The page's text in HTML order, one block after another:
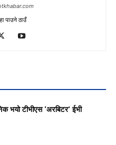
पाउने ठाउँ
भयो टीभीएस ‘अरबिटर’ ईभी